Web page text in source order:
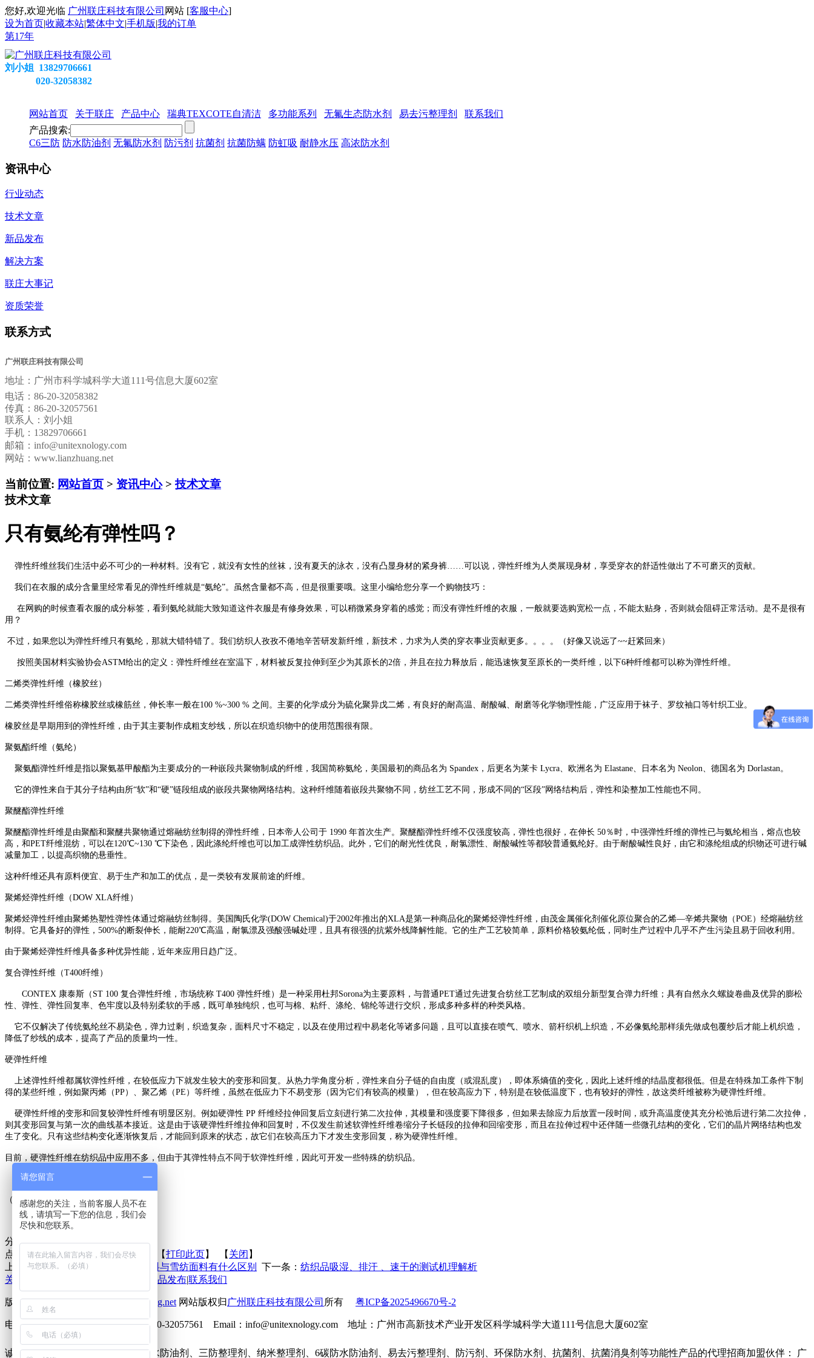
您好,欢迎光临 广州联庄科技有限公司 网站 [客服中心]
设为首页|收藏本站|繁体中文|手机版|我的订单
第17年
刘小姐 13829706661
020-32058382
网站首页 关于联庄 产品中心 瑞典TEXCOTE自清洁 多功能系列 无氟生态防水剂 易去污整理剂
联系我们
产品搜索:
C6三防 防水防油剂 无氟防水剂 防污剂 抗菌剂 抗菌防螨 防虹吸 耐静水压 高浓防水剂
资讯中心
行业动态
技术文章
新品发布
解决方案
联庄大事记
资质荣誉
联系方式
广州联庄科技有限公司
地址： 广州市科学城科学大道111号信息大厦602室
电话： 86-20-32058382
传真： 86-20-32057561
联系人：刘小姐
手机：13829706661
邮箱： info@unitexnology.com
网站：www.lianzhuang.net
当前位置: 网站首页 > 资讯中心>技术文章
技术文章
只有氨纶有弹性吗？
弹性纤维丝我们生活中必不可少的一种材料。没有它，就没有女性的丝袜，没有夏天的泳衣，没有凸显身材的紧身裤……可以说，弹性纤维为人类展现身材，享受穿衣的舒适性做出了不可磨灭的贡献。
我们在衣服的成分含量里经常看见的弹性纤维就是“氨纶”。虽然含量都不高，但是很重要哦。这里小编给您分享一个购物技巧：
在网购的时候查看衣服的成分标签，看到氨纶就能大致知道这件衣服是有修身效果，可以稍微紧身穿着的感觉；而没有弹性纤维的衣服，一般就要选购宽松一点，不能太贴身，否则就会阻碍正常活动。是不是很有
用？
不过，如果您以为弹性纤维只有氨纶，那就大错特错了。我们纺织人孜孜不倦地辛苦研发新纤维，新技术，力求为人类的穿衣事业贡献更多。。。。（好像又说远了~~赶紧回来）
按照美国材料实验协会ASTM给出的定义：弹性纤维丝在室温下，材料被反复拉伸到至少为其原长的2倍，并且在拉力释放后，能迅速恢复至原长的一类纤维，以下6种纤维都可以称为弹性纤维。
二烯类弹性纤维（橡胶丝）
二烯类弹性纤维俗称橡胶丝或橡筋丝，伸长率一般在100 %~300 % 之间。主要的化学成分为硫化聚异戊二烯，有良好的耐高温、耐酸碱、耐磨等化学物理性能，广泛应用于袜子、罗纹袖口等针织工业。
橡胶丝是早期用到的弹性纤维，由于其主要制作成粗支纱线，所以在织造织物中的使用范围很有限。
聚氨酯纤维（氨纶）
聚氨酯弹性纤维是指以聚氨基甲酸酯为主要成分的一种嵌段共聚物制成的纤维，我国简称氨纶，美国最初的商品名为 Spandex，后更名为莱卡 Lycra、欧洲名为 Elastane、日本名为 Neolon、德国名为 Dorlastan。
它的弹性来自于其分子结构由所“软”和“硬”链段组成的嵌段共聚物网络结构。这种纤维随着嵌段共聚物不同，纺丝工艺不同，形成不同的“区段”网络结构后，弹性和染整加工性能也不同。
聚醚酯弹性纤维
聚醚酯弹性纤维是由聚酯和聚醚共聚物通过熔融纺丝制得的弹性纤维，日本帝人公司于 1990 年首次生产。聚醚酯弹性纤维不仅强度较高，弹性也很好，在伸长 50％时，中强弹性纤维的弹性已与氨纶相当，熔点也较
高，和PET纤维混纺，可以在120℃~130 ℃下染色，因此涤纶纤维也可以加工成弹性纺织品。此外，它们的耐光性优良，耐氯漂性、耐酸碱性等都较普通氨纶好。由于耐酸碱性良好，由它和涤纶组成的织物还可进行碱
减量加工，以提高织物的悬垂性。
这种纤维还具有原料便宜、易于生产和加工的优点，是一类较有发展前途的纤维。
聚烯烃弹性纤维（DOW XLA纤维）
聚烯烃弹性纤维由聚烯热塑性弹性体通过熔融纺丝制得。美国陶氏化学(DOW Chemical)于2002年推出的XLA是第一种商品化的聚烯烃弹性纤维，由茂金属催化剂催化原位聚合的乙烯—辛烯共聚物（POE）经熔融纺丝
制得。它具备好的弹性，500%的断裂伸长，能耐220℃高温，耐氯漂及强酸强碱处理，且具有很强的抗紫外线降解性能。它的生产工艺较简单，原料价格较氨纶低，同时生产过程中几乎不产生污染且易于回收利用。
由于聚烯烃弹性纤维具备多种优异性能，近年来应用日趋广泛。
复合弹性纤维（T400纤维）
CONTEX 康泰斯（ST 100 复合弹性纤维，市场统称 T400 弹性纤维）是一种采用杜邦Sorona为主要原料，与普通PET通过先进复合纺丝工艺制成的双组分新型复合弹力纤维；具有自然永久螺旋卷曲及优异的膨松
性、弹性、弹性回复率、色牢度以及特别柔软的手感，既可单独纯织，也可与棉、粘纤、涤纶、锦纶等进行交织，形成多种多样的种类风格。
它不仅解决了传统氨纶丝不易染色，弹力过剩，织造复杂，面料尺寸不稳定，以及在使用过程中易老化等诸多问题，且可以直接在喷气、喷水、箭杆织机上织造，不必像氨纶那样须先做成包覆纱后才能上机织造，
降低了纱线的成本，提高了产品的质量均一性。
硬弹性纤维
上述弹性纤维都属软弹性纤维，在较低应力下就发生较大的变形和回复。从热力学角度分析，弹性来自分子链的自由度（或混乱度），即体系熵值的变化，因此上述纤维的结晶度都很低。但是在特殊加工条件下制
得的某些纤维，例如聚丙烯（PP）、聚乙烯（PE）等纤维，虽然在低应力下不易变形（因为它们有较高的模量），但在较高应力下，特别是在较低温度下，也有较好的弹性，故这类纤维被称为硬弹性纤维。
硬弹性纤维的变形和回复较弹性纤维有明显区别。例如硬弹性 PP 纤维经拉伸回复后立刻进行第二次拉伸，其模量和强度要下降很多，但如果去除应力后放置一段时间，或升高温度使其充分松弛后进行第二次拉伸，
则其变形回复与第一次的曲线基本接近。这是由于该硬弹性纤维拉伸和回复时，不仅发生前述软弹性纤维卷缩分子长链段的拉伸和回缩变形，而且在拉伸过程中还伴随一些微孔结构的变化，它们的晶片网络结构也发
生了变化。只有这些结构变化逐渐恢复后，才能回到原来的状态，故它们在较高压力下才发生变形回复，称为硬弹性纤维。
目前，硬弹性纤维在纺织品中应用不多，但由于其弹性特点不同于软弹性纤维，因此可开发一些特殊的纺织品。
（来源：整理自检测）
分享到：
点击次数：更新时间：2016-08-31 【打印此页 】 【 关闭 】
上一条：麻纱是什么面料？麻纱面料与雪纺面料有什么区别 下一条： 纺织品吸湿、排汗 、速干的测试机理解析
关于联庄
新品发布联系我们
版权所有 2013©http://www.lianzhuang.net网站版权归 广州联庄科技有限公司 所有 粤ICP备2025496670号-2
电话：86-20-32058382 传真：86-20-32057561 Email：info@unitexnology.com 地址：广州市高新技术产业开发区科学城科学大道111号信息大厦602室
诚征下列地区无氟防水剂、六碳防水防油剂、三防整理剂、纳米整理剂、6碳防水防油剂、易去污整理剂、防污剂、环保防水剂、抗菌剂、抗菌消臭剂等功能性产品的代理招商加盟伙伴： 广
请您留言
感谢您的关注，当前客服人员不在
线，请填写一下您的信息，我们会
尽快和您联系。